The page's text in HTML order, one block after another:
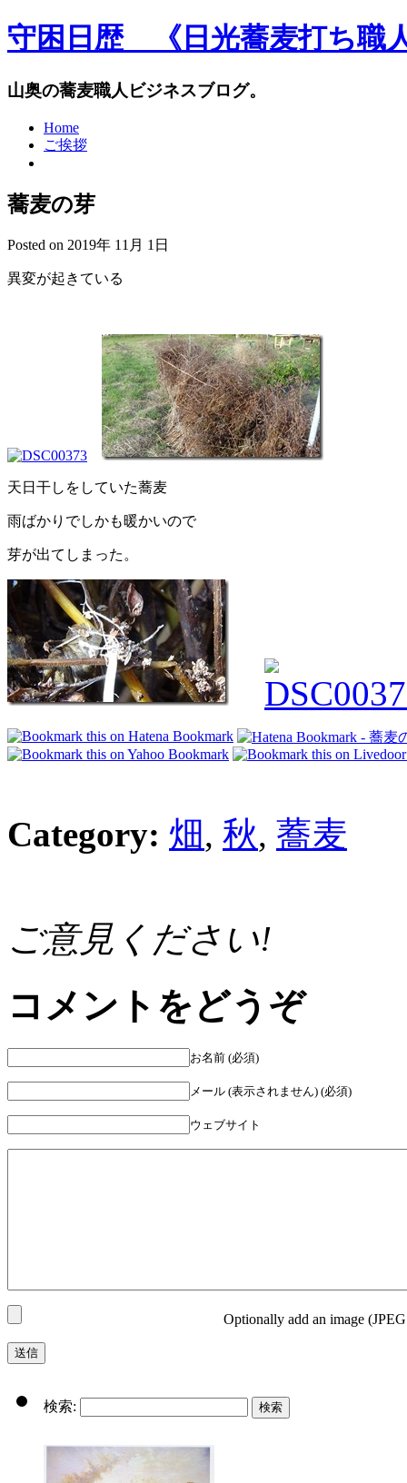
守困日歴 《日光蕎麦打ち職
山奥の蕎麦職人ビジネスブログ。
Home
ご挨拶
蕎麦の芽
Posted on 2019年 11月 1日
異変が起きている
天日干しをしていた蕎麦
雨ばかりでしかも暖かいので
芽が出てしまった。
Category: 畑, 秋, 蕎麦
ご意見ください!
コメントをどうぞ
お名前 (必須)
メール (表示されません) (必須)
ウェブサイト
Optionally add an image
検索: